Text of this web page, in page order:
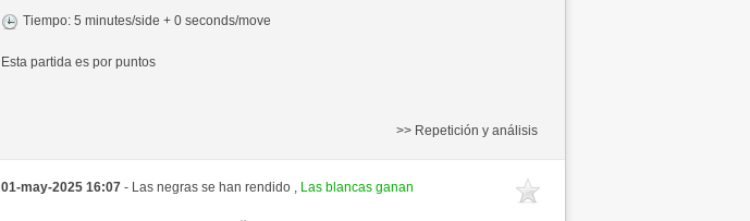
Tiempo: 5 minutes/side + 0 seconds/move
Esta partida es por puntos
>> Repetición y análisis
01-may-2025 16:07 - Las negras se han rendido , Las blancas ganan